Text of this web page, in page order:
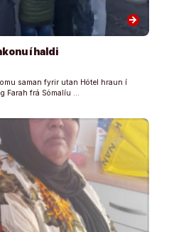
arrow_forward
í haldi
saman fyrir utan Hótel hraun í
Farah frá Sómalíu …